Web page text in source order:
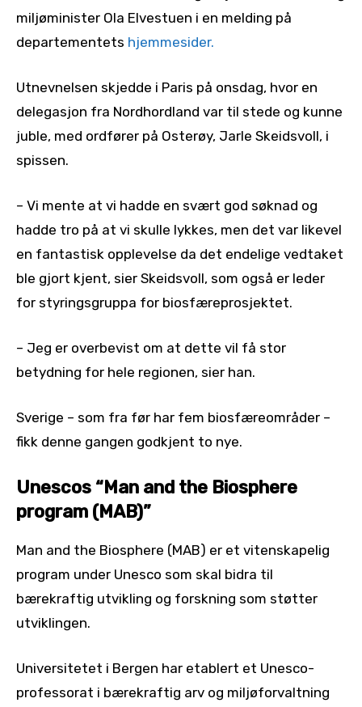
miljøminister Ola Elvestuen i en melding på
departementets hjemmesider.
Utnevnelsen skjedde i Paris på onsdag, hvor en
delegasjon fra Nordhordland var til stede og kunne
juble, med ordfører på Osterøy, Jarle Skeidsvoll, i
spissen.
– Vi mente at vi hadde en svært god søknad og
hadde tro på at vi skulle lykkes, men det var likevel
en fantastisk opplevelse da det endelige vedtaket
ble gjort kjent, sier Skeidsvoll, som også er leder
for styringsgruppa for biosfæreprosjektet.
– Jeg er overbevist om at dette vil få stor
betydning for hele regionen, sier han.
Sverige – som fra før har fem biosfæreområder –
fikk denne gangen godkjent to nye.
Unescos “Man and the Biosphere
program (MAB)”
Man and the Biosphere (MAB) er et vitenskapelig
program under Unesco som skal bidra til
bærekraftig utvikling og forskning som støtter
utviklingen.
Universitetet i Bergen har etablert et Unesco-
professorat i bærekraftig arv og miljøforvaltning